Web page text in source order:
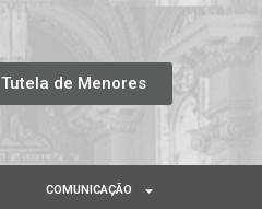
Tutela de Menores
COMUNICAÇÃO